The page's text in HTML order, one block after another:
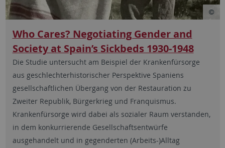
Who Cares? Negotiating Gender and
Society at Spain’s Sickbeds 1930-1948
Die Studie untersucht am Beispiel der Krankenfürsorge
aus geschlechterhistorischer Perspektive Spaniens
gesellschaftlichen Übergang von der Restauration zu
Zweiter Republik, Bürgerkrieg und Franquismus.
Krankenfürsorge wird dabei als sozialer Raum verstanden,
in dem konkurrierende Gesellschaftsentwürfe
ausgehandelt und in gegenderten (Arbeits-)Alltag